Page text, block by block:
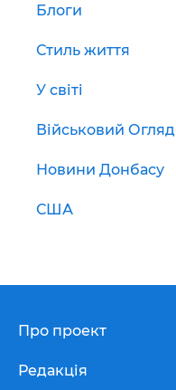
Блоги
Стиль життя
У світі
Військовий Огляд
Новини Донбасу
США
Про проект
Редакція